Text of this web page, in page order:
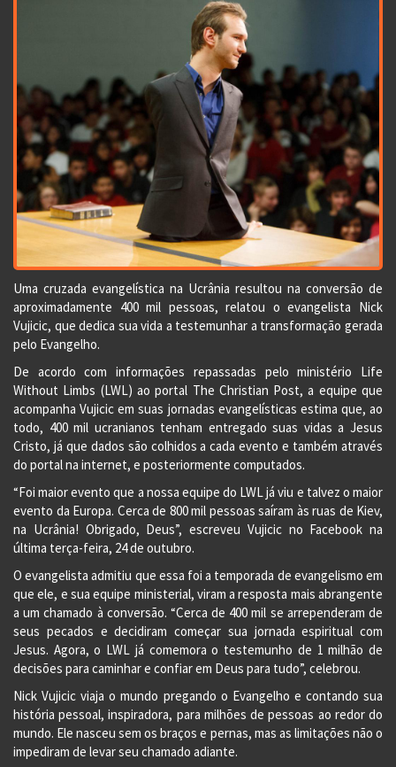
Uma cruzada evangelística na Ucrânia resultou na conversão de
aproximadamente 400 mil pessoas, relatou o evangelista Nick
Vujicic, que dedica sua vida a testemunhar a transformação gerada
pelo Evangelho.
De acordo com informações repassadas pelo ministério Life
Without Limbs (LWL) ao portal The Christian Post, a equipe que
acompanha Vujicic em suas jornadas evangelísticas estima que, ao
todo, 400 mil ucranianos tenham entregado suas vidas a Jesus
Cristo, já que dados são colhidos a cada evento e também através
do portal na internet, e posteriormente computados.
“Foi maior evento que a nossa equipe do LWL já viu e talvez o maior
evento da Europa. Cerca de 800 mil pessoas saíram às ruas de Kiev,
na Ucrânia! Obrigado, Deus”, escreveu Vujicic no Facebook na
última terça-feira, 24 de outubro.
O evangelista admitiu que essa foi a temporada de evangelismo em
que ele, e sua equipe ministerial, viram a resposta mais abrangente
a um chamado à conversão. “Cerca de 400 mil se arrependeram de
seus pecados e decidiram começar sua jornada espiritual com
Jesus. Agora, o LWL já comemora o testemunho de 1 milhão de
decisões para caminhar e confiar em Deus para tudo”, celebrou.
Nick Vujicic viaja o mundo pregando o Evangelho e contando sua
história pessoal, inspiradora, para milhões de pessoas ao redor do
mundo. Ele nasceu sem os braços e pernas, mas as limitações não o
impediram de levar seu chamado adiante.